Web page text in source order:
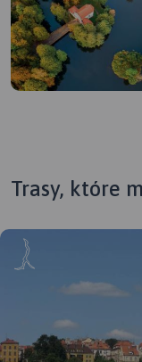
Trasy, które